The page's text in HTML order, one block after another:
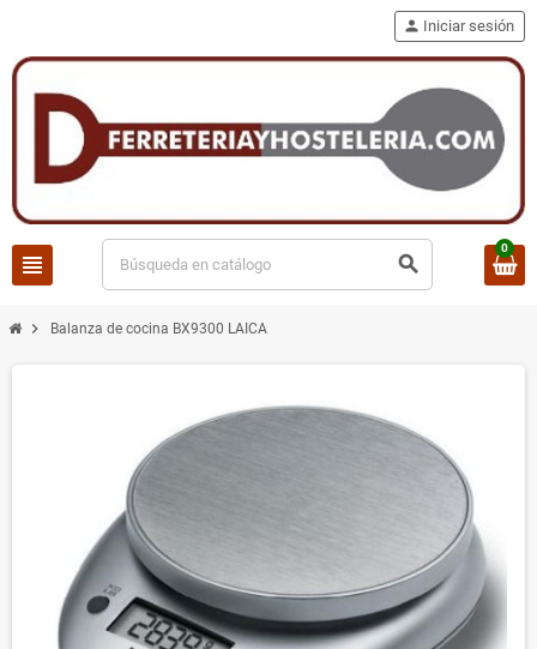
view_headline search
person Iniciar sesión
0
chevron_right Balanza de cocina BX9300 LAICA